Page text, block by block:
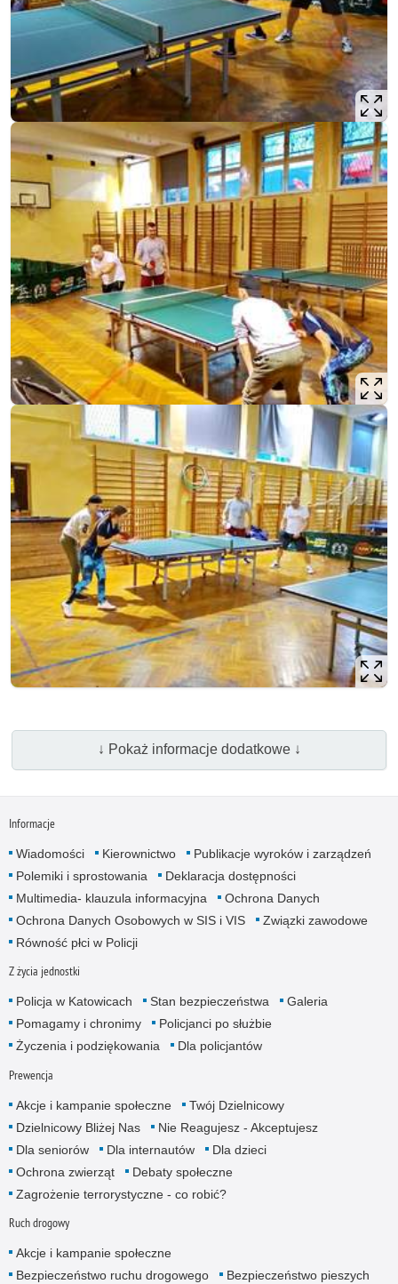
↓ Pokaż informacje dodatkowe ↓
Informacje
Wiadomości Kierownictwo
Publikacje wyroków i zarządzeń
Polemiki i sprostowania
Deklaracja dostępności
Multimedia- klauzula informacyjna
Ochrona Danych
Ochrona Danych Osobowych w SIS i VIS
Związki zawodowe
Równość płci w Policji
Z życia jednostki
Policja w Katowicach Stan bezpieczeństwa
Galeria
Pomagamy i chronimy
Policjanci po służbie
Życzenia i podziękowania
Dla policjantów
Prewencja
Akcje i kampanie społeczne
Twój Dzielnicowy
Dzielnicowy Bliżej Nas
Nie Reagujesz - Akceptujesz
Dla seniorów
Dla internautów
Dla dzieci
Ochrona zwierząt
Debaty społeczne
Zagrożenie terrorystyczne - co robić?
Ruch drogowy
Akcje i kampanie społeczne
Bezpieczeństwo ruchu drogowego
Bezpieczeństwo pieszych